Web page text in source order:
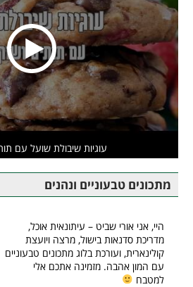
עוגיות שיבולת שועל עם
מתכונים טבעוניים ונהנים
היי, אני אורי שביט – עיתונאית אוכל,
מדריכת סדנאות בישול, מרצה ויועצת
קולינארית, ועורכת בלוג מתכונים טבעוניים
עם המון אהבה. מזמינה אתכם אלי
למטבח